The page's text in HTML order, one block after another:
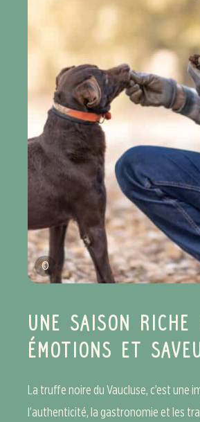
UNE SAISON RICHE
ÉMOTIONS ET
La truffe noire du Vaucluse, c’est une
l’authenticité, la gastronomie et les
©